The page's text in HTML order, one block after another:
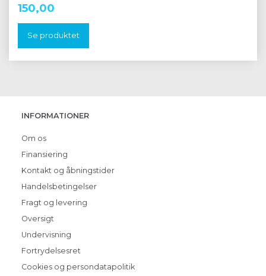
150,00
Se produktet
INFORMATIONER
Om os
Finansiering
Kontakt og åbningstider
Handelsbetingelser
Fragt og levering
Oversigt
Undervisning
Fortrydelsesret
Cookies og persondatapolitik